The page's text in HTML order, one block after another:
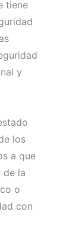
tiene
y
los
a que
de la
o
con